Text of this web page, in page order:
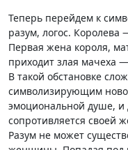
Теперь перейдем к
разум, логос.
Первая жена короля,
приходит злая мачеха
В такой обстановке
символизирующим
эмоциональной душе,
сопротивляется своей
Разум не может